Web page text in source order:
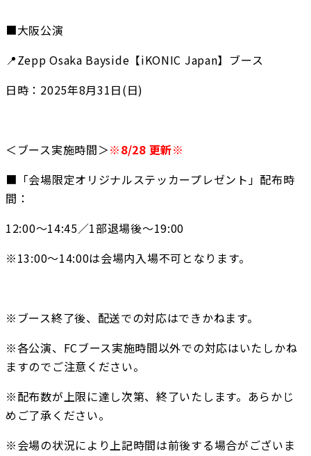
■大阪公演
📍Zepp Osaka Bayside【iKONIC Japan】ブース
日時：2025年8月31日(日)
＜ブース実施時間＞※8/28 更新※
■「会場限定オリジナルステッカープレゼント」配布時
間：
12:00〜14:45／1部退場後〜19:00
※13:00〜14:00は会場内入場不可となります。
※ブース終了後、配送での対応はできかねます。
※各公演、FCブース実施時間以外での対応はいたしかね
ますのでご注意ください。
※配布数が上限に達し次第、終了いたします。あらかじ
めご了承ください。
※会場の状況により上記時間は前後する場合がございま